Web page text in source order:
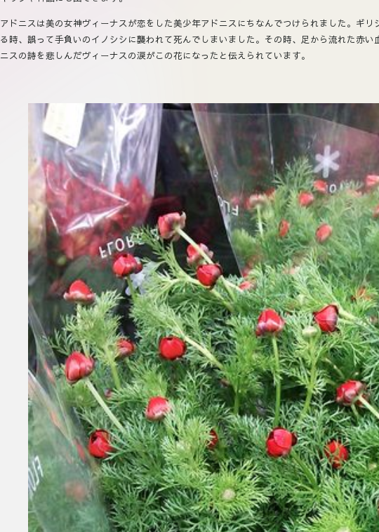
アドニスは美の女神ヴィーナスが恋をした美少年アドニスにちなんでつけられました。ギリ
る時、誤って手負いのイノシシに襲われて死んでしまいました。その時、足から流れた赤い
ニスの詩を悲しんだヴィーナスの涙がこの花になったと伝えられています。